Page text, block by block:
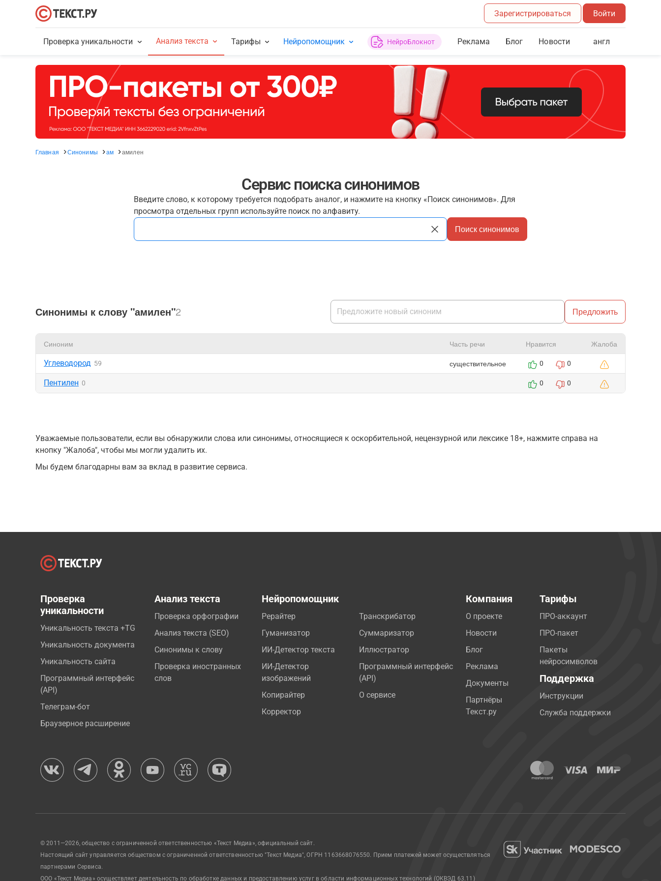
Зарегистрироваться Войти
Проверка уникальности Анализ текста Тарифы Нейропомощник НейроБлокнот Реклама Блог Новости англ
Главная Синонимы ам амилен
Сервис поиска синонимов
Введите слово, к которому требуется подобрать аналог, и нажмите на кнопку «Поиск синонимов». Для
просмотра отдельных групп используйте поиск по алфавиту.
Поиск синонимов
Синонимы к слову "амилен"2 Предложить
Синоним Часть речи Нравится Жалоба
Углеводород 59 существительное 0 0
Пентилен 0 0 0
Уважаемые пользователи, если вы обнаружили слова или синонимы, относящиеся к оскорбительной, нецензурной или лексике 18+, нажмите справа на
кнопку "Жалоба", чтобы мы могли удалить их.
Мы будем благодарны вам за вклад в развитие сервиса.
Проверка
уникальности
Уникальность текста +TG
Уникальность документа
Уникальность сайта
Программный интерфейс
(API)
Телеграм-бот
Браузерное расширение
Анализ текста
Проверка орфографии
Анализ текста (SEO)
Синонимы к слову
Проверка иностранных
слов
Нейропомощник
Рерайтер
Гуманизатор
ИИ-Детектор текста
ИИ-Детектор
изображений
Копирайтер
Корректор
Транскрибатор
Суммаризатор
Иллюстратор
Программный интерфейс
(API)
О сервисе
Компания
О проекте
Новости
Блог
Реклама
Документы
Партнёры
Текст.ру
Тарифы
ПРО-аккаунт
ПРО-пакет
Пакеты
нейросимволов
Поддержка
Инструкции
Служба поддержки
© 2011—2026, общество с ограниченной ответственностью «Текст Медиа», официальный сайт.
Настоящий сайт управляется обществом с ограниченной ответственностью "Текст Медиа", ОГРН 1163668076550. Прием платежей может осуществляться
партнерами Сервиса.
ООО «Текст Медиа» осуществляет деятельность по обработке данных и предоставлению услуг в области информационных технологий (ОКВЭД 63.11)